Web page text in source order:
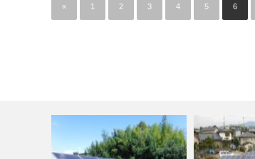
« 1 2 3 4 5 6